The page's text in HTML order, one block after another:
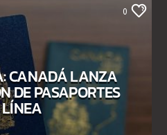
0
CANADÁ LANZA
DE PASAPORTES